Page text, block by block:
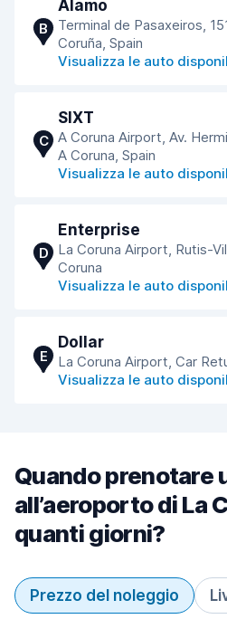
B
Alamo
Terminal de Pasaxeiros,
Coruña, Spain
Visualizza le auto
C
SIXT
A Coruna Airport, Av.
A Coruna, Spain
Visualizza le auto
D
Enterprise
La Coruna Airport, Rutis-
Coruna
Visualizza le auto
E
Dollar
La Coruna Airport, Car
Visualizza le auto
Quando prenotare
all’aeroporto di La
quanti giorni?
Prezzo del noleggio